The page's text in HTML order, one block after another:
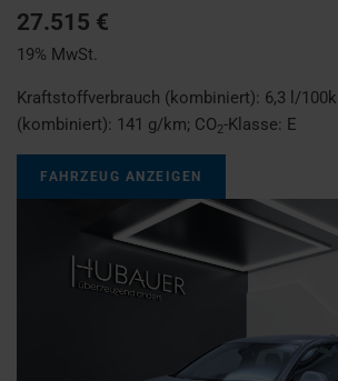
27.515 €
19% MwSt.
Kraftstoffverbrauch (kombiniert): 6,3 l/
(kombiniert): 141 g/km; CO2-Klasse: E
FAHRZEUG ANZEIGEN